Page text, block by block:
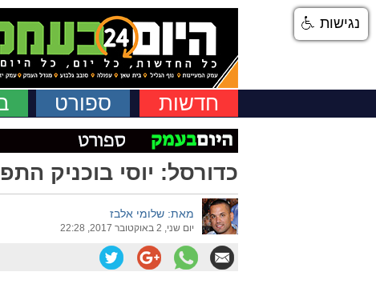
חדשות ספורט
כדורסל: יוסי בוכניק
מאת: שלומי אלבז
יום שני, 2 באוקטובר 2017, 22:28
נגישות